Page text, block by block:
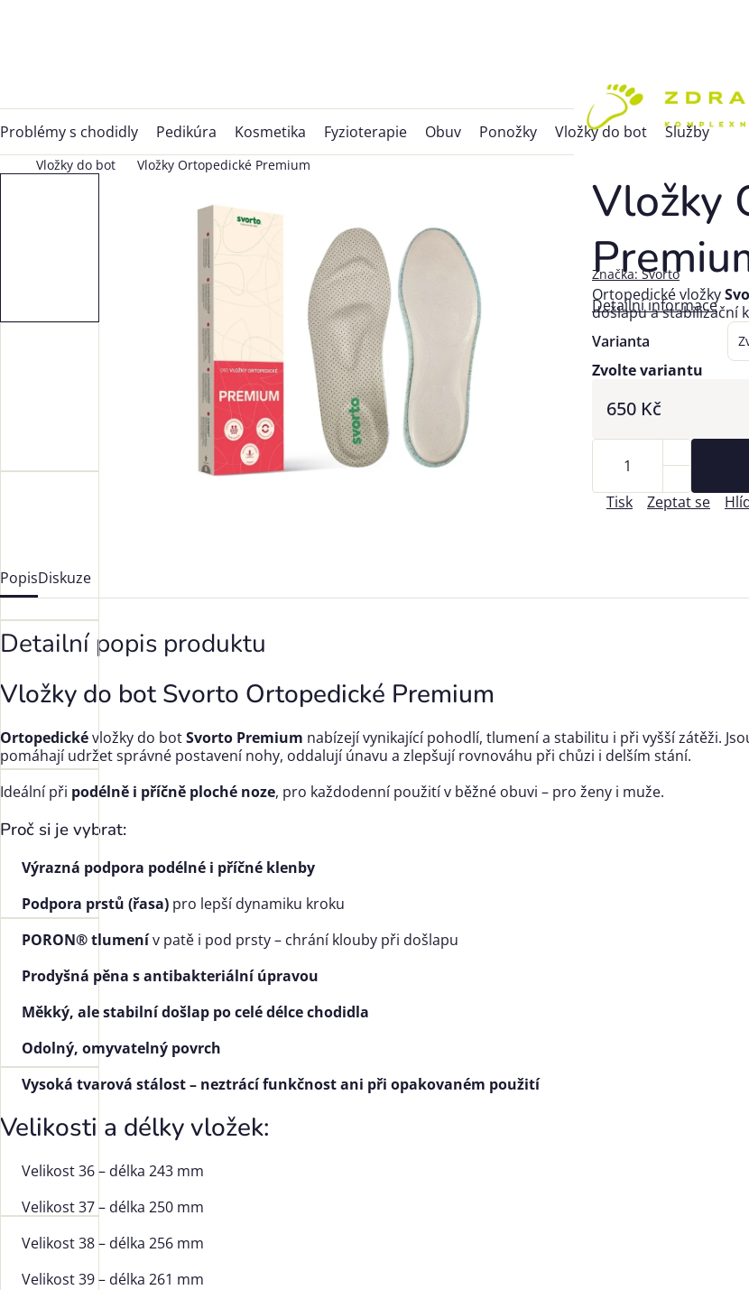
Problémy s chodidly Pedikúra Kosmetika Fyzioterapie Obuv Ponožky Vložky do bot Služby
Vložky do bot Vložky Ortopedické Premium
Vložky
Značka:Svorto
650 Kč
Zvolte variantu
Varianta
Ortopedické vložky
došlapu a stabilizační
Detailní informace
Tisk Zeptat se
PopisDiskuze
Detailní popis produktu
Vložky do bot Svorto Ortopedické Premium
Ortopedickévložky do botSvorto Premium nabízejí vynikající pohodlí, tlumení a stabilitu i při vyšší zátěži.
pomáhají udržet správné postavení nohy, oddalují únavu a zlepšují rovnováhu při chůzi i delším stání.
Ideální při podélně i příčně ploché noze, pro každodenní použití v běžné obuvi – pro ženy i muže.
Proč si je vybrat:
Výrazná podpora podélné i příčné klenby
Podpora prstů (řasa) pro lepší dynamiku kroku
PORON® tlumenív patě i pod prsty – chrání klouby při došlapu
Prodyšná pěna s antibakteriální úpravou
Měkký, ale stabilní došlap po celé délce chodidla
Odolný, omyvatelný povrch
Vysoká tvarová stálost – neztrácí funkčnost ani při opakovaném použití
Velikosti a délky vložek:
Velikost 36 – délka 243 mm
Velikost 37 – délka 250 mm
Velikost 38 – délka 256 mm
Velikost 39 – délka 261 mm